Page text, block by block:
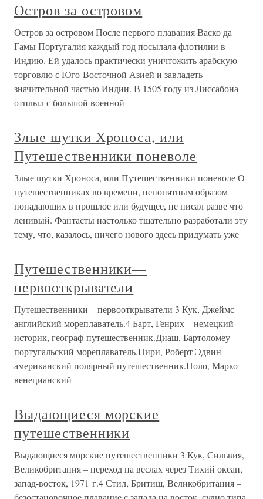
Остров за островом
Остров за островом После первого плавания Васко да
Гамы Португалия каждый год посылала флотилии в
Индию. Ей удалось практически уничтожить арабскую
торговлю с Юго-Восточной Азией и завладеть
значительной частью Индии. В 1505 году из Лиссабона
отплыл с большой военной
Злые шутки Хроноса, или
Путешественники поневоле
Злые шутки Хроноса, или Путешественники поневоле О
путешественниках во времени, непонятным образом
попадающих в прошлое или будущее, не писал разве что
ленивый. Фантасты настолько тщательно разработали эту
тему, что, казалось, ничего нового здесь придумать уже
Путешественники—
первооткрыватели
Путешественники—первооткрыватели 3 Кук, Джеймс –
английский мореплаватель.4 Барт, Генрих – немецкий
историк, географ-путешественник.Диаш, Бартоломеу –
португальский мореплаватель.Пири, Роберт Эдвин –
американский полярный путешественник.Поло, Марко –
венецианский
Выдающиеся морские
путешественники
Выдающиеся морские путешественники 3 Кук, Сильвия,
Великобритания – переход на веслах через Тихий океан,
запад-восток, 1971 г.4 Стил, Бритиш, Великобритания –